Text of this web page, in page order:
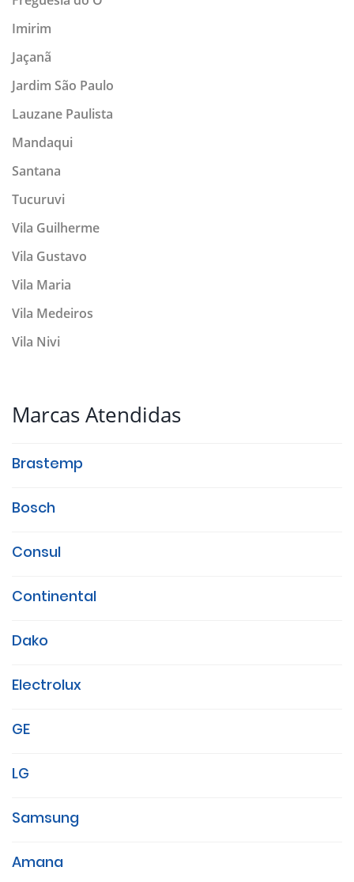
Imirim
Jaçanã
Jardim São Paulo
Lauzane Paulista
Mandaqui
Santana
Tucuruvi
Vila Guilherme
Vila Gustavo
Vila Maria
Vila Medeiros
Vila Nivi
Marcas Atendidas
Brastemp
Bosch
Consul
Continental
Dako
Electrolux
GE
LG
Samsung
Amana